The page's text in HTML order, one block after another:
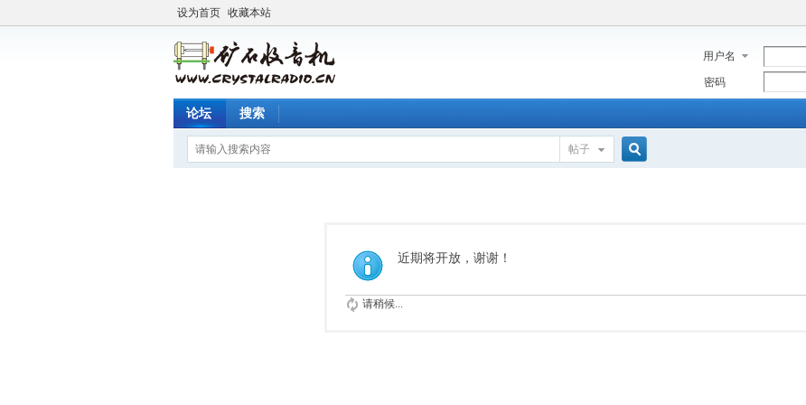
设为首页 收藏本站
用户名
密码
论坛 搜索
帖子
近期将开放，谢谢！
请稍候...